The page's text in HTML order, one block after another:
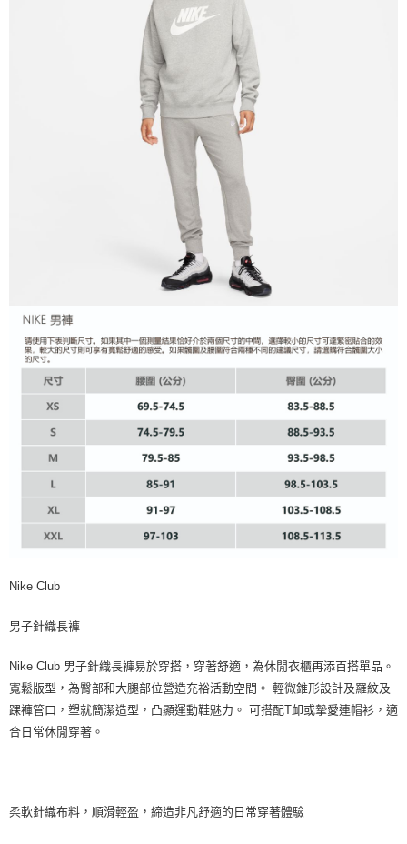
Nike Club
男子針織長褲
Nike Club 男子針織長褲易於穿搭，穿著舒適，為休閒衣櫃再添百搭單品。
寬鬆版型，為臀部和大腿部位營造充裕活動空間。 輕微錐形設計及羅紋及
踝褲管口，塑就簡潔造型，凸顯運動鞋魅力。 可搭配T卹或摯愛連帽衫，適
合日常休閒穿著。
柔軟針織布料，順滑輕盈，締造非凡舒適的日常穿著體驗